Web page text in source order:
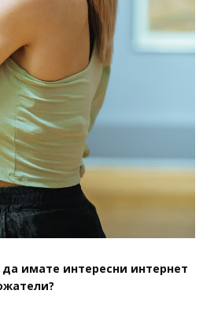
да имате интересни интернет